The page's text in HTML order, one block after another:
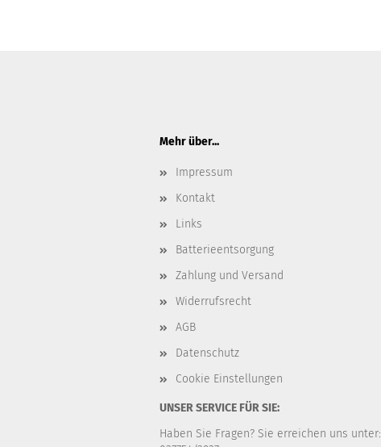
Mehr über...
Impressum
Kontakt
Links
Batterieentsorgung
Zahlung und Versand
Widerrufsrecht
AGB
Datenschutz
Cookie Einstellungen
UNSER SERVICE FÜR SIE:
Haben Sie Fragen? Sie erreichen uns unter: